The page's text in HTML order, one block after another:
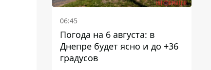
06:45
Погода на 6 августа: в
Днепре будет ясно и до +36
градусов